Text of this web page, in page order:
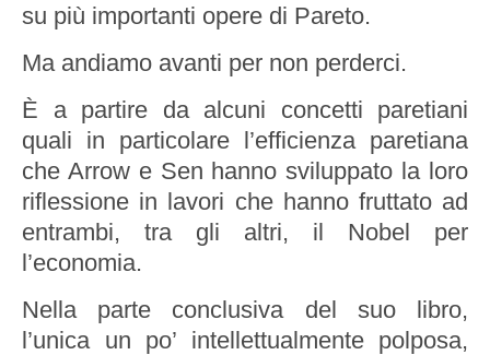
su più importanti opere di Pareto.
Ma andiamo avanti per non perderci.
È a partire da alcuni concetti paretiani
quali in particolare l’efficienza paretiana
che Arrow e Sen hanno sviluppato la loro
riflessione in lavori che hanno fruttato ad
entrambi, tra gli altri, il Nobel per
l’economia.
Nella parte conclusiva del suo libro,
l’unica un po’ intellettualmente polposa,